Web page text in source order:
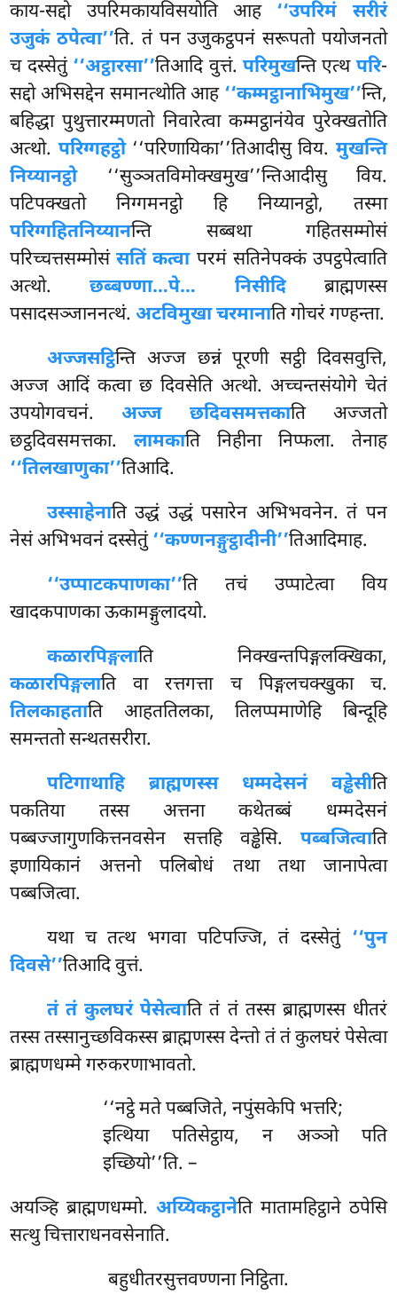
काय-सद्दो उपरिमकायविसयोति आह ‘‘उपरिमं सरीरं
उजुकं ठपेत्वा’’ति. तं पन उजुकट्ठपनं सरूपतो पयोजनतो
च दस्सेतुं ‘‘अट्ठारसा’’तिआदि वुत्तं. परिमुखन्ति एत्थ परि-
सद्दो अभिसद्देन समानत्थोति आह ‘‘कम्मट्ठानाभिमुख’’न्ति,
बहिद्धा पुथुत्तारम्मणतो निवारेत्वा कम्मट्ठानंयेव पुरेक्खतोति
अत्थो. परिग्गहट्ठो‘‘परिणायिका’’तिआदीसु विय. मुखन्ति
निय्यानट्ठो‘‘सुञ्ञतविमोक्खमुख’’न्तिआदीसु विय.
पटिपक्खतो निग्गमनट्ठो हि निय्यानट्ठो, तस्मा
परिग्गहितनिय्यानन्ति सब्बथा गहितसम्मोसं
परिच्चत्तसम्मोसंसतिं कत्वापरमं सतिनेपक्कं उपट्ठपेत्वाति
अत्थो.छब्बण्णा…पे… निसीदिब्राह्मणस्स
पसादसञ्जाननत्थं.अटविमुखा चरमानाति गोचरं गण्हन्ता.
अज्जसट्ठिन्ति अज्ज छन्नं पूरणी सट्ठी दिवसवुत्ति,
अज्ज आदिं कत्वा छ दिवसेति अत्थो. अच्चन्तसंयोगे चेतं
उपयोगवचनं.अज्ज छदिवसमत्तकाति अज्जतो
छट्ठदिवसमत्तका.लामकाति निहीना निप्फला. तेनाह
‘‘तिलखाणुका’’तिआदि.
उस्साहेनाति उद्धं उद्धं पसारेन अभिभवनेन. तं पन
नेसं अभिभवनं दस्सेतुं‘‘कण्णनङ्गुट्ठादीनी’’तिआदिमाह.
‘‘उप्पाटकपाणका’’ति तचं उप्पाटेत्वा विय
खादकपाणका ऊकामङ्गुलादयो.
कळारपिङ्गलाति निक्खन्तपिङ्गलक्खिका,
कळारपिङ्गलाति वा रत्तगत्ता च पिङ्गलचक्खुका च.
तिलकाहताति आहततिलका, तिलप्पमाणेहि बिन्दूहि
समन्ततो सन्थतसरीरा.
पटिगाथाहि ब्राह्मणस्स धम्मदेसनं वड्ढेसीति
पकतिया तस्स अत्तना कथेतब्बं धम्मदेसनं
पब्बज्जागुणकित्तनवसेन सत्तहि वड्ढेसि. पब्बजित्वाति
इणायिकानं अत्तनो पलिबोधं तथा तथा जानापेत्वा
पब्बजित्वा.
यथा च तत्थ भगवा पटिपज्जि, तं दस्सेतुं ‘‘पुन
दिवसे’’तिआदि वुत्तं.
तं तं कुलघरं पेसेत्वाति तं तं तस्स ब्राह्मणस्स धीतरं
तस्स तस्सानुच्छविकस्स ब्राह्मणस्स देन्तो तं तं कुलघरं पेसेत्वा
ब्राह्मणधम्मे गरुकरणाभावतो.
‘‘नट्ठे मते पब्बजिते, नपुंसकेपि भत्तरि;
इत्थिया पतिसेट्ठाय, न अञ्ञो पति
इच्छियो’’ति. –
अयञ्हि ब्राह्मणधम्मो. अय्यिकट्ठानेति मातामहिट्ठाने ठपेसि
सत्थु चित्ताराधनवसेनाति.
बहुधीतरसुत्तवण्णना निट्ठिता.